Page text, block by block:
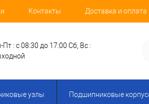
Контакты Доставка и оплата
Пт : с 08:30 до 17:00 Сб, Вс :
узлы Подшипниковые